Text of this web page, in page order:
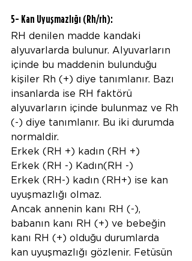
5- Kan Uyuşmazlığı (Rh/rh):
RH denilen madde kandaki
alyuvarlarda bulunur. Alyuvarların
içinde bu maddenin bulunduğu
kişiler Rh (+) diye tanımlanır. Bazı
insanlarda ise RH faktörü
alyuvarların içinde bulunmaz ve Rh
(-) diye tanımlanır. Bu iki durumda
normaldir.
Erkek (RH +) kadın (RH +)
Erkek (RH -) Kadın(RH -)
Erkek (RH-) kadın (RH+) ise kan
uyuşmazlığı olmaz.
Ancak annenin kanı RH (-),
babanın kanı RH (+) ve bebeğin
kanı RH (+) olduğu durumlarda
kan uyuşmazlığı gözlenir. Fetüsün